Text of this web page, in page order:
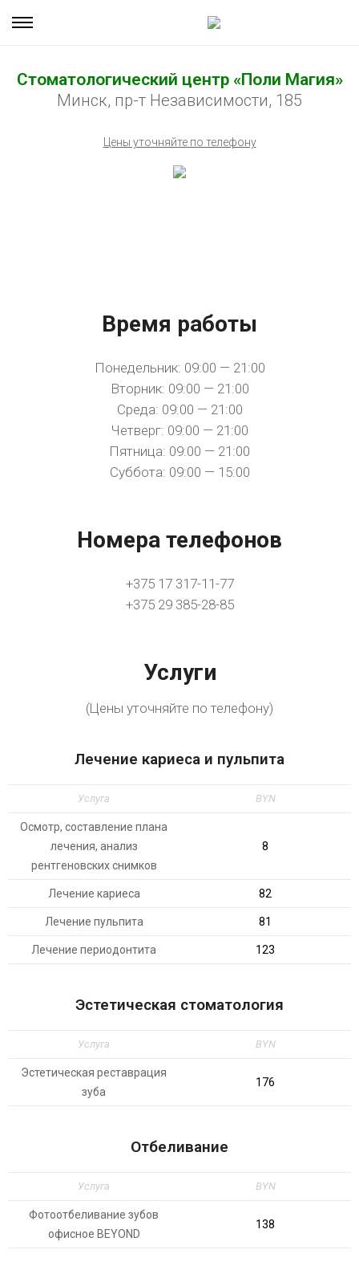
Стоматологический центр «Поли Магия»
Минск, пр-т Независимости, 185
Цены уточняйте по телефону
Время работы
Понедельник: 09:00 — 21:00
Вторник: 09:00 — 21:00
Среда: 09:00 — 21:00
Четверг: 09:00 — 21:00
Пятница: 09:00 — 21:00
Суббота: 09:00 — 15:00
Номера телефонов
+375 17 317-11-77
+375 29 385-28-85
Услуги
(Цены уточняйте по телефону)
Лечение кариеса и пульпита
Услуга BYN
Осмотр, составление плана
лечения, анализ
рентгеновских снимков
8
Лечение кариеса 82
Лечение пульпита 81
Лечение периодонтита 123
Эстетическая стоматология
Услуга BYN
Эстетическая реставрация
зуба
176
Отбеливание
Услуга BYN
Фотоотбеливание зубов
офисное ВEYОND
138